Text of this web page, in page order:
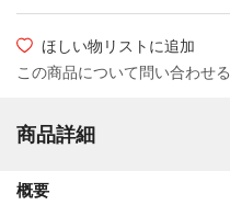
ほしい物リストに追加
この商品について問い合わせる
商品詳細
概要